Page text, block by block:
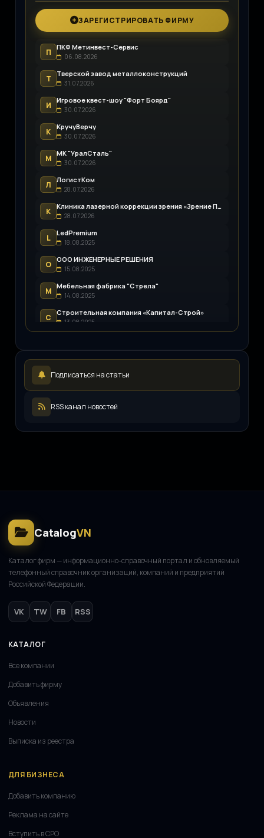
ЗАРЕГИСТРИРОВАТЬ ФИРМУ
П
ПКФ Метинвест-Сервис
06.08.2026
Т
Тверской завод металлоконструкций
31.07.2026
И
Игровое квест-шоу "Форт Боярд"
30.07.2026
К
КручуВерчу
30.07.2026
М
МК "УралСталь"
30.07.2026
Л
ЛогистКом
28.07.2026
К
Клиника лазерной коррекции зрения «Зрение Пенза»
28.07.2026
L
LedPremium
18.08.2025
О
ООО ИНЖЕНЕРНЫЕ РЕШЕНИЯ
15.08.2025
М
Мебельная фабрика "Стрела"
14.08.2025
С
Строительная компания «Капитал-Строй»
13.08.2025
L 12.08.2025
Р
Русский инженерный клуб
Подписаться на статьи
RSS канал новостей
CatalogVN
Каталог фирм — информационно-справочный портал и обновляемый
телефонный справочник организаций, компаний и предприятий
Российской Федерации.
VK TW FB RSS
КАТАЛОГ
Все компании
Добавить фирму
Объявления
Новости
Выписка из реестра
ДЛЯ БИЗНЕСА
Добавить компанию
Реклама на сайте
Вступить в СРО